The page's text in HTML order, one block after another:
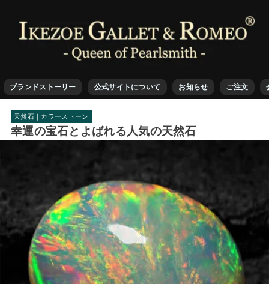
ブランドストーリー 公式サイトについて お知らせ ご注文
天然石｜カラーストーン
幸運の宝石とよばれる人気の天然石